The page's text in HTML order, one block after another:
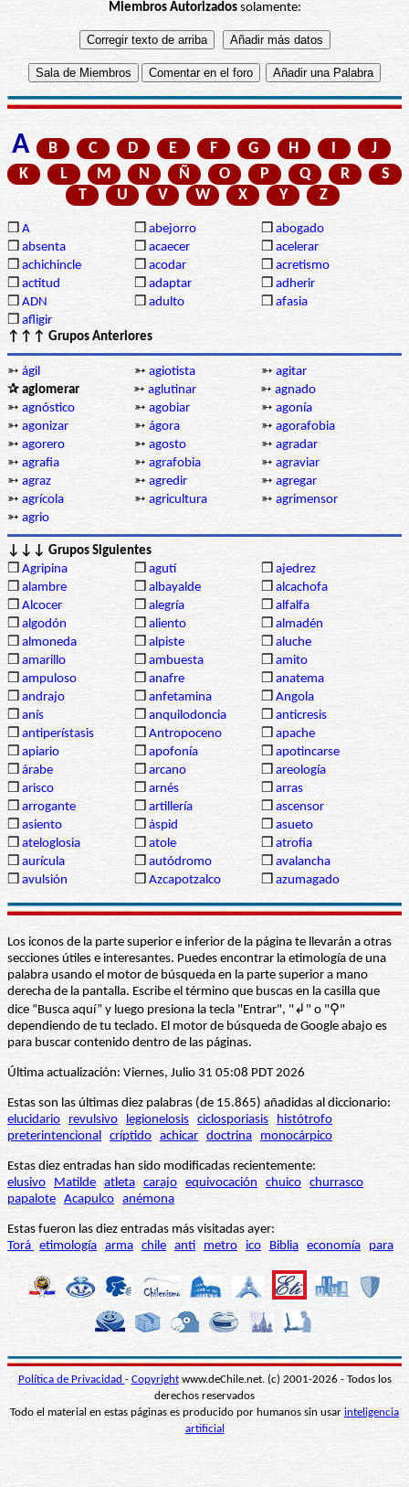
Miembros Autorizadossolamente:
A B C D E F G H I
J
K
L M N Ñ O P Q R
S
T
U V W X Y Z
❒ A ❒ abejorro ❒ abogado
❒ absenta ❒ acaecer ❒ acelerar
❒ achichincle ❒ acodar ❒ acretismo
❒ actitud ❒ adaptar ❒ adherir
❒ ADN ❒ adulto ❒ afasia
❒ afligir
↑↑↑ Grupos Anteriores
➳ ágil ➳ agiotista ➳ agitar
✰ aglomerar
➳ aglutinar ➳ agnado
➳ agnóstico ➳ agobiar ➳ agonía
➳ agonizar ➳ ágora ➳ agorafobia
➳ agorero ➳ agosto ➳ agradar
➳ agrafia ➳ agrafobia ➳ agraviar
➳ agraz ➳ agredir ➳ agregar
➳ agrícola ➳ agricultura ➳ agrimensor
➳ agrio
↓↓↓ Grupos Siguientes
❒ Agripina ❒ agutí ❒ ajedrez
❒ alambre ❒ albayalde ❒ alcachofa
❒ Alcocer ❒ alegría ❒ alfalfa
❒ algodón ❒ aliento ❒ almadén
❒ almoneda ❒ alpiste ❒ aluche
❒ amarillo ❒ ambuesta ❒ amito
❒ ampuloso ❒ anafre ❒ anatema
❒ andrajo ❒ anfetamina ❒ Angola
❒ anís ❒ anquilodoncia ❒ anticresis
❒ antiperístasis ❒ Antropoceno ❒ apache
❒ apiario ❒ apofonía ❒ apotincarse
❒ árabe ❒ arcano ❒ areología
❒ arisco ❒ arnés ❒ arras
❒ arrogante ❒ artillería ❒ ascensor
❒ asiento ❒ áspid ❒ asueto
❒ ateloglosia ❒ atole ❒ atrofia
❒ aurícula ❒ autódromo ❒ avalancha
❒ avulsión ❒ Azcapotzalco ❒ azumagado
Los iconos de la parte superior e inferior de la página te llevarán a otras
secciones útiles e interesantes. Puedes encontrar la etimología de una
palabra usando el motor de búsqueda en la parte superior a mano
derecha de la pantalla. Escribe el término que buscas en la casilla que
dice “Busca aquí” y luego presiona la tecla "Entrar", "↲" o "⚲"
dependiendo de tu teclado. El motor de búsqueda de Google abajo es
para buscar contenido dentro de las páginas.
Última actualización: Viernes, Julio 31 05:08 PDT 2026
Estas son las últimas diez palabras (de 15.865) añadidas al diccionario:
elucidario
revulsivo legionelosis ciclosporiasis
histótrofo
preterintencional críptido achicar doctrina monocárpico
Estas diez entradas han sido modificadas recientemente:
elusivo
Matilde atleta carajo equivocación chuico churrasco
papalote Acapulco anémona
Estas fueron las diez entradas más visitadas ayer:
Torá etimología arma chile anti metro ico Biblia economía para
Política de Privacidad - Copyrightwww.deChile.net. (c) 2001-2026 - Todos los
derechos reservados
Todo el material en estas páginas es producido por humanos sin usar inteligencia
artificial